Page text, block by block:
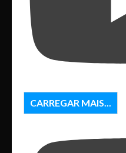
CARREGAR MAIS...